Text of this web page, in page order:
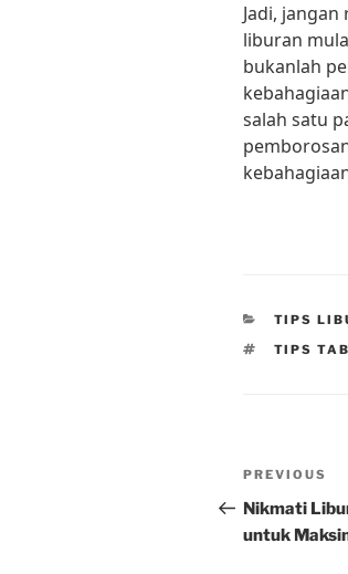
Jadi,
liburan
bukanlah
salah satu
TIPS
TAGS
TIPS
Post
Previous
Post
PREVIOUS
Nikmati
untuk